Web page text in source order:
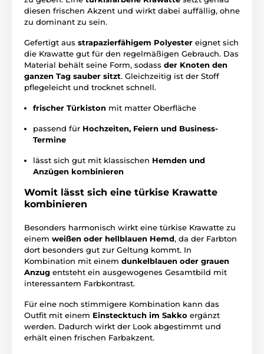
diesen frischen Akzent und wirkt dabei auffällig, ohne
zu dominant zu sein.
Gefertigt aus strapazierfähigem Polyester eignet sich
die Krawatte gut für den regelmäßigen Gebrauch. Das
Material behält seine Form, sodass der Knoten den
ganzen Tag sauber sitzt. Gleichzeitig ist der Stoff
pflegeleicht und trocknet schnell.
frischer Türkiston mit matter Oberfläche
passend für Hochzeiten, Feiern und Business-
Termine
lässt sich gut mit klassischen Hemden und
Anzügen kombinieren
Womit lässt sich eine türkise Krawatte
kombinieren
Besonders harmonisch wirkt eine türkise Krawatte zu
einem weißen oder hellblauen Hemd, da der Farbton
dort besonders gut zur Geltung kommt. In
Kombination mit einem dunkelblauen oder grauen
Anzug entsteht ein ausgewogenes Gesamtbild mit
interessantem Farbkontrast.
Für eine noch stimmigere Kombination kann das
Outfit mit einem Einstecktuch im Sakko ergänzt
werden. Dadurch wirkt der Look abgestimmt und
erhält einen frischen Farbakzent.